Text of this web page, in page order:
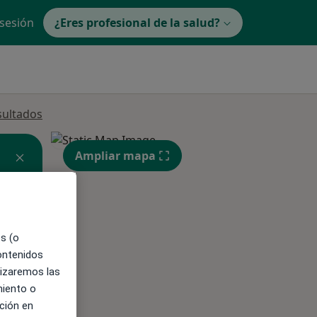
¿Eres profesional de la salud?
Ampliar mapa
(o
las
o
en